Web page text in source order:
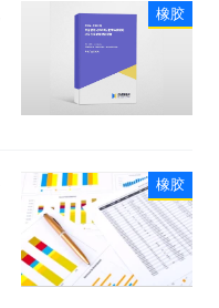
橡胶
橡胶